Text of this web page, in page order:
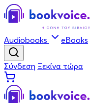
Audiobooks eBooks
Σύνδεση Ξεκίνα τώρα